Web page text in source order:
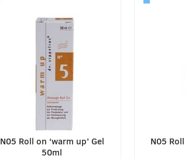
N05 Roll on ‘warm up’ Gel
50ml
N05